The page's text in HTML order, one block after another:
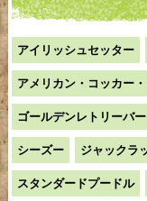
アイリッシュセッター
アメリカン・コッカー
ゴールデンレトリーバー
シーズー ジャックラ
スタンダードプードル